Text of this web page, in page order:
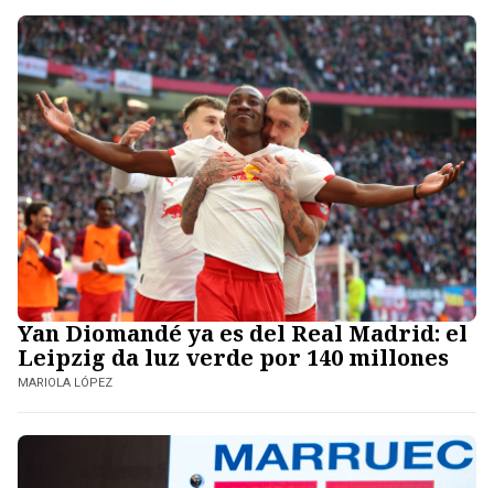
Yan Diomandé ya es del Real Madrid: el
Leipzig da luz verde por 140 millones
MARIOLA LÓPEZ